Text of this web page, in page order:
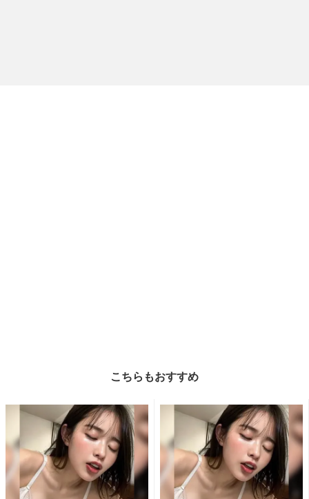
こちらもおすすめ